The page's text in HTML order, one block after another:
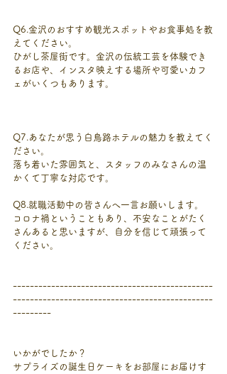
Q6.金沢のおすすめ観光スポットやお食事処を教
えてください。
ひがし茶屋街です。金沢の伝統工芸を体験でき
るお店や、インスタ映えする場所や可愛いカフ
ェがいくつもあります。
Q7.あなたが思う白鳥路ホテルの魅力を教えてく
ださい。
落ち着いた雰囲気と、スタッフのみなさんの温
かくて丁寧な対応です。
Q8.就職活動中の皆さんへ一言お願いします。
コロナ禍ということもあり、不安なことがたく
さんあると思いますが、自分を信じて頑張って
ください。
-----------------------------------------------
-----------------------------------------------
---------
いかがでしたか？
サプライズの誕生日ケーキをお部屋にお届けす